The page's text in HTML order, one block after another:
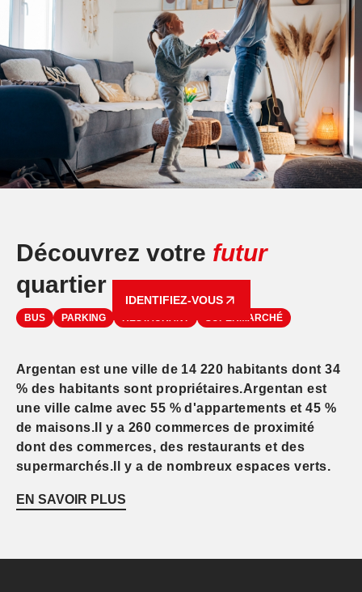
Découvrez votre futur
quartier
IDENTIFIEZ-VOUS
Argentan est une ville de 14 220 habitants dont 34
% des habitants sont propriétaires.Argentan est
une ville calme avec 55 % d'appartements et 45 %
de maisons.Il y a 260 commerces de proximité
dont des commerces, des restaurants et des
supermarchés.Il y a de nombreux espaces verts.
EN SAVOIR PLUS
BUS PARKING RESTAURANT SUPERMARCHÉ